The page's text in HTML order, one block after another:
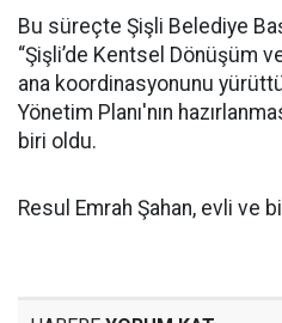
Bu süreçte Şişli Belediye
“Şişli’de Kentsel Dönüşüm
ana koordinasyonunu
Yönetim Planı'nın
biri oldu.
Resul Emrah Şahan, evli ve